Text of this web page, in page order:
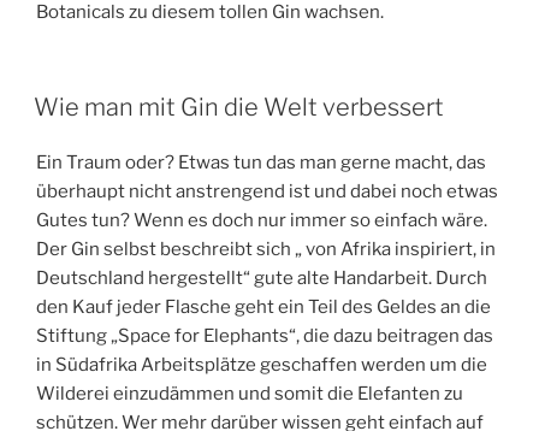
Botanicals zu diesem tollen Gin wachsen.
Wie man mit Gin die Welt verbessert
Ein Traum oder? Etwas tun das man gerne macht, das
überhaupt nicht anstrengend ist und dabei noch etwas
Gutes tun? Wenn es doch nur immer so einfach wäre.
Der Gin selbst beschreibt sich „ von Afrika inspiriert, in
Deutschland hergestellt“ gute alte Handarbeit. Durch
den Kauf jeder Flasche geht ein Teil des Geldes an die
Stiftung „Space for Elephants“, die dazu beitragen das
in Südafrika Arbeitsplätze geschaffen werden um die
Wilderei einzudämmen und somit die Elefanten zu
schützen. Wer mehr darüber wissen geht einfach auf